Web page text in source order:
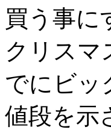
買う事に
クリスマ
でにビッ
値段を示